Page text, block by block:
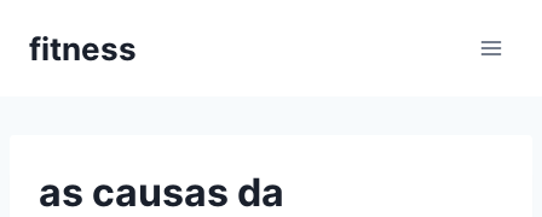
parafitness
as causas da